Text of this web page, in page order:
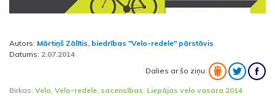
Autors: Mārtiņš Zālītis, biedrības "Velo-redele" pārstāvis
Datums: 2.07.2014
Dalies ar šo ziņu:
Birkas: Velo, Velo-redele, sacensības, Liepājas velo vasara 2014